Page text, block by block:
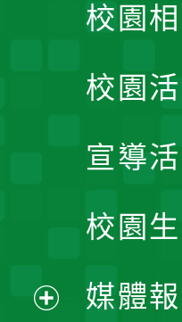
校園
校園
宣導
校園
媒體